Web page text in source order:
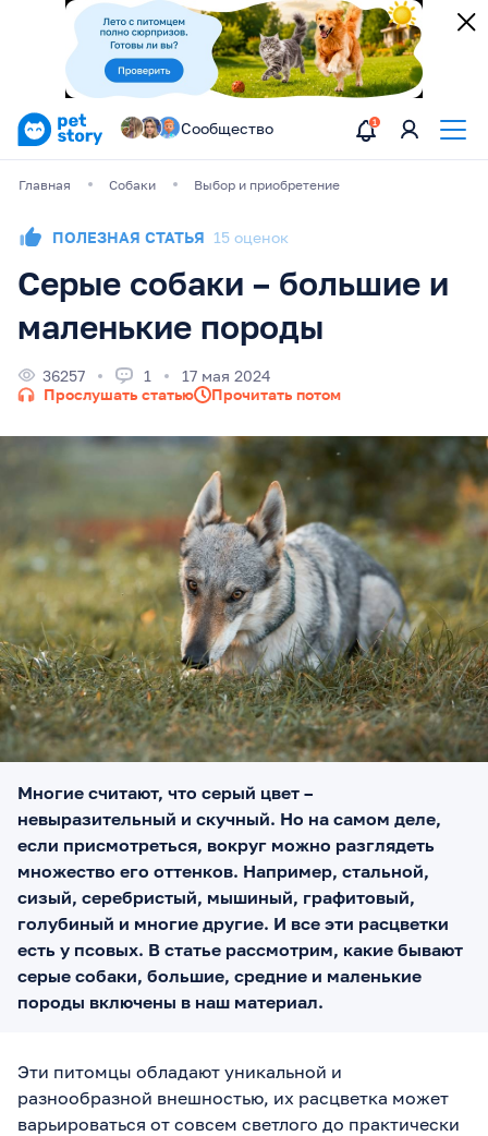
Сообщество
Главная Собаки Выбор и приобретение
ПОЛЕЗНАЯ СТАТЬЯ 15 оценок
Серые собаки – большие и
маленькие породы
36257 1
17 мая 2024
Прослушать статью
Прочитать потом
Многие считают, что серый цвет –
невыразительный и скучный. Но на самом деле,
если присмотреться, вокруг можно разглядеть
множество его оттенков. Например, стальной,
сизый, серебристый, мышиный, графитовый,
голубиный и многие другие. И все эти расцветки
есть у псовых. В статье рассмотрим, какие бывают
серые собаки, большие, средние и маленькие
породы включены в наш материал.
Эти питомцы обладают уникальной и
разнообразной внешностью, их расцветка может
варьироваться от совсем светлого до практически